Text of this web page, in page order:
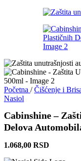
Početna / Čišćenje i
Nasiol
Cabinshine –
Delova
1.068,00 RSD